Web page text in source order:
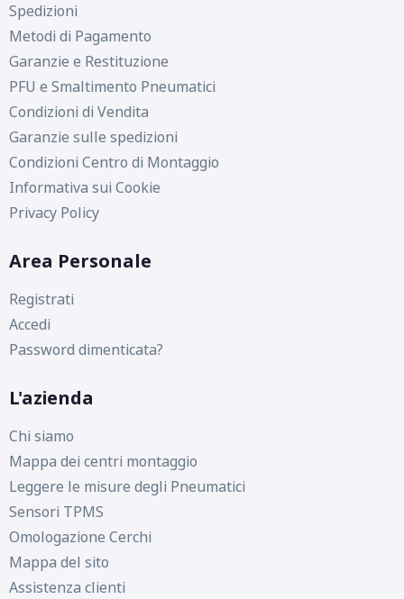
Spedizioni
Metodi di Pagamento
Garanzie e Restituzione
PFU e Smaltimento Pneumatici
Condizioni di Vendita
Garanzie sulle spedizioni
Condizioni Centro di Montaggio
Informativa sui Cookie
Privacy Policy
Area Personale
Registrati
Accedi
Password dimenticata?
L'azienda
Chi siamo
Mappa dei centri montaggio
Leggere le misure degli Pneumatici
Sensori TPMS
Omologazione Cerchi
Mappa del sito
Assistenza clienti